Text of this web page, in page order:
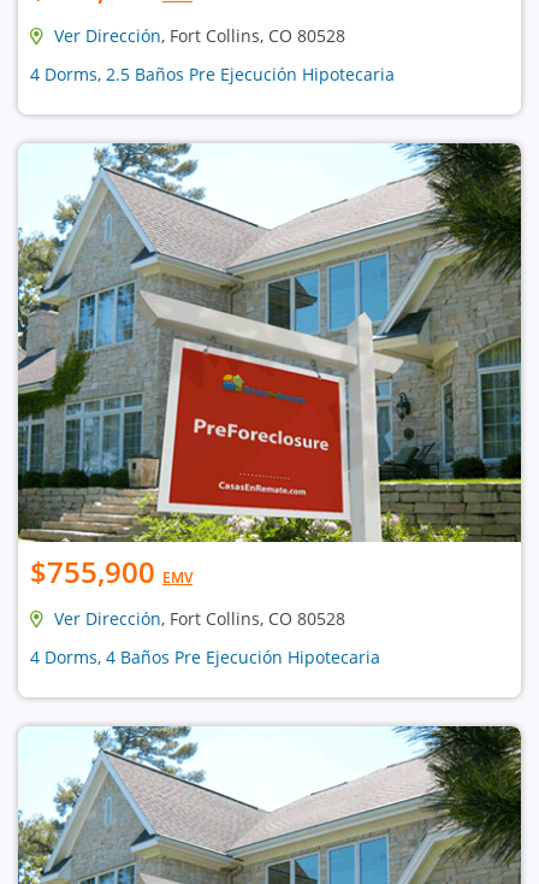
Ver Dirección, Fort Collins, CO 80528
4 Dorms, 2.5 Baños Pre Ejecución Hipotecaria
$755,900 EMV
Ver Dirección, Fort Collins, CO 80528
4 Dorms, 4 Baños Pre Ejecución Hipotecaria